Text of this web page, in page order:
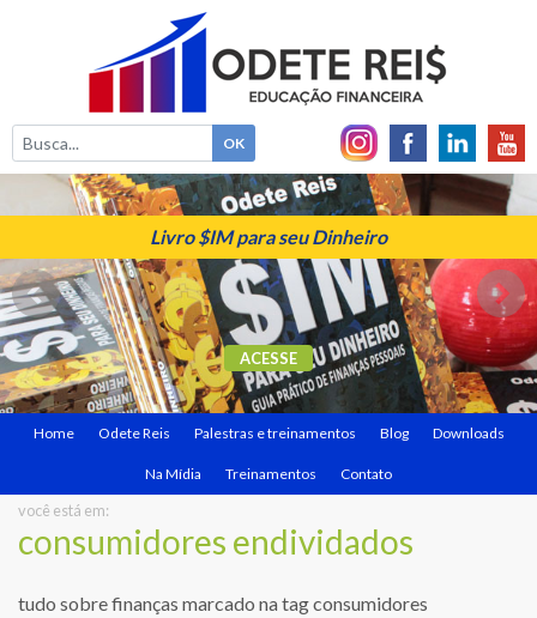
Livro $IM para seu Dinheiro
ACESSE
Home Odete Reis Palestras e treinamentos Blog Downloads
Na Mídia Treinamentos Contato
você está em:
consumidores endividados
tudo sobre finanças marcado na tag consumidores